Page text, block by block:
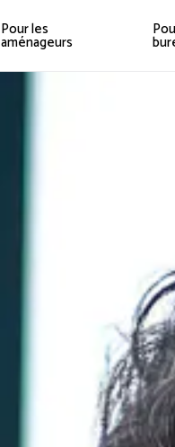
Pour les
aménageurs